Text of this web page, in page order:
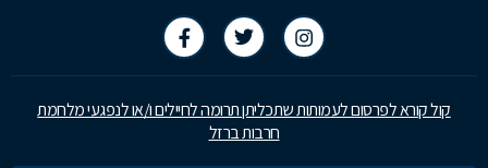
קול קורא לפרסום לעמותות שתכליתן תרומה לחיילים ו/או לנפגעי מלחמת
חרבות ברזל